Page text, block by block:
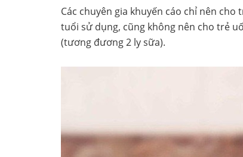
Các chuyên gia khuyến cáo chỉ nên
tuổi sử dụng, cũng không nên cho trẻ
(tương đương 2 ly sữa).